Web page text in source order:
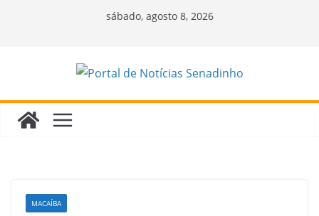
sábado, agosto 8, 2026
MACAÍBA